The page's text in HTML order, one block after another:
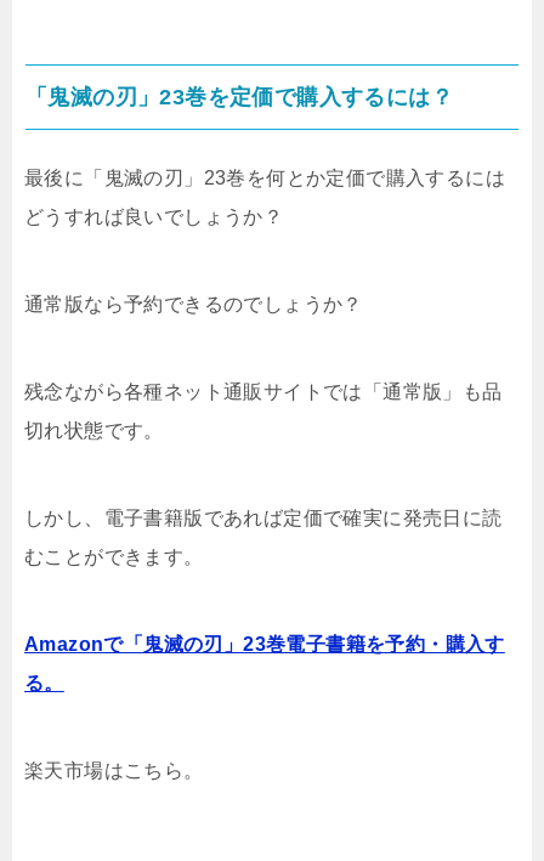
「鬼滅の刃」23巻を定価で購入するには？
最後に「鬼滅の刃」23巻を何とか定価で購入するには
どうすれば良いでしょうか？
通常版なら予約できるのでしょうか？
残念ながら各種ネット通販サイトでは「通常版」も品
切れ状態です。
しかし、電子書籍版であれば定価で確実に発売日に読
むことができます。
Amazonで「鬼滅の刃」23巻電子書籍を予約・購入す
る。
楽天市場はこちら。